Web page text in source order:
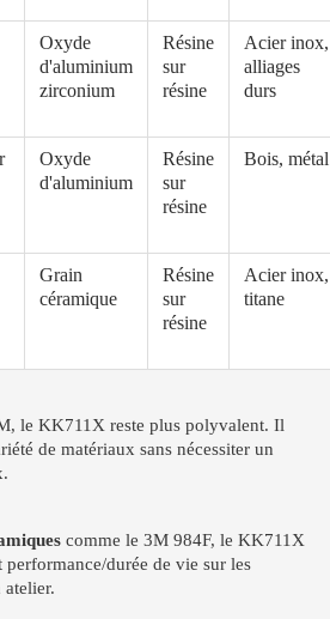
Oxyde
d'aluminium
zirconium
Résine
sur
résine
Acier inox,
alliages
durs
Oxyde
d'aluminium
Résine
sur
résine
Bois, métal
Grain
céramique
Résine
sur
résine
Acier inox,
titane
le KK711X reste plus polyvalent. Il
de matériaux sans nécessiter un
comme le 3M 984F, le KK711X
durée de vie sur les
atelier.